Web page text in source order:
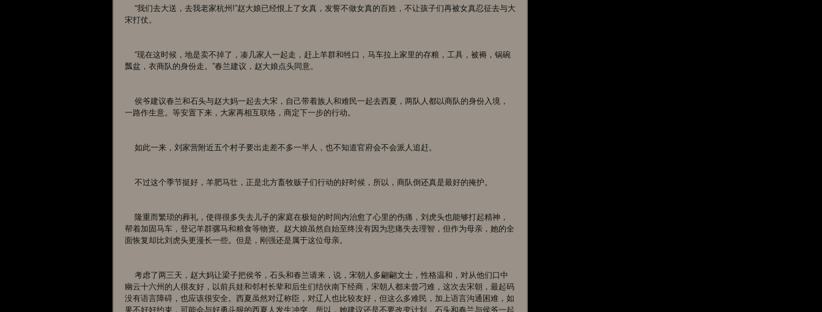
宋打仗。
瓢盆，衣商队的身份走。”春兰建议，赵大娘点头同意。
一路作生意。等安置下来，大家再相互联络，商定下一步的行动。
    如此一来，刘家营附近五个村子要出走差不多一半人，也不知道官府会不会派人追赶。
    不过这个季节挺好，羊肥马壮，正是北方畜牧贩子们行动的好时候，所以，商队倒还真是最好的掩护。
帮着加固马车，登记羊群骡马和粮食等物资。赵大娘虽然自始至终没有因为悲痛失去理智，但作为母亲，她的全
面恢复却比刘虎头更漫长一些。但是，刚强还是属于这位母亲。
幽云十六州的人很友好，以前兵娃和邻村长辈和后生们结伙南下经商，宋朝人都未曾刁难，这次去宋朝，最起码
没有语言障碍，也应该很安全。西夏虽然对辽称臣，对辽人也比较友好，但这么多难民，加上语言沟通困难，如
果不好好约束，可能会与好勇斗狠的西夏人发生冲突。所以，她建议还是不要改变计划，石头和春兰与侯爷一起